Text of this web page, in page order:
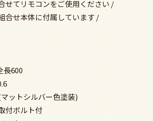
WF 721専用 /
てリモコンをご使用ください /
せ本体に付属しています /
600
ットシルバー色塗装)